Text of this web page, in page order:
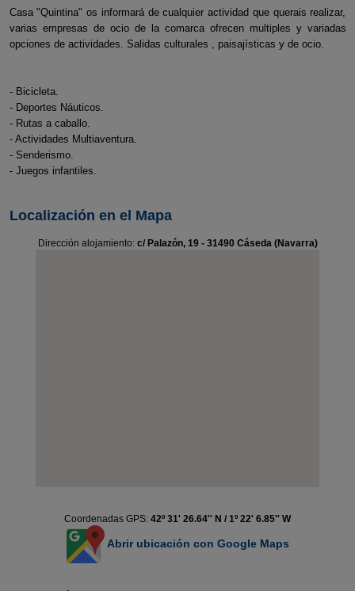
Casa "Quintina" os informará de cualquier actividad que querais realizar,
varias empresas de ocio de la comarca ofrecen multiples y variadas
opciones de actividades. Salidas culturales , paisajísticas y de ocio.
- Bicicleta.
- Deportes Náuticos.
- Rutas a caballo.
- Actividades Multiaventura.
- Senderismo.
- Juegos infantiles.
Localización en el Mapa
Dirección alojamiento: c/ Palazón, 19 - 31490 Cáseda (Navarra)
Coordenadas GPS: 42º 31' 26.64'' N / 1º 22' 6.85'' W
Abrir ubicación con Google Maps